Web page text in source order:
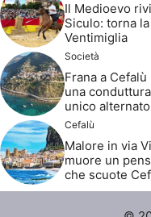
Il Medioevo
Siculo: torna
Ventimiglia
Società
Frana a
una
unico alternato
Cefalù
Malore in via
muore un
che scuote